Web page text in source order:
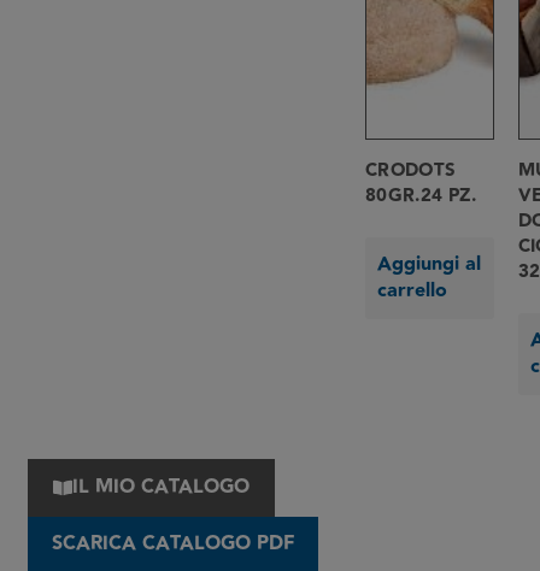
IL MIO CATALOGO
SCARICA CATALOGO PDF
CRODOTS
80GR.24 PZ.
Aggiungi al
carrello